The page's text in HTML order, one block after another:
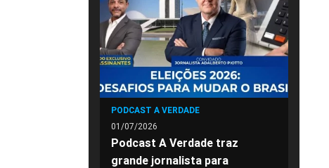
PODCAST A VERDADE
01/07/2026
Podcast A Verdade traz
grande jornalista para